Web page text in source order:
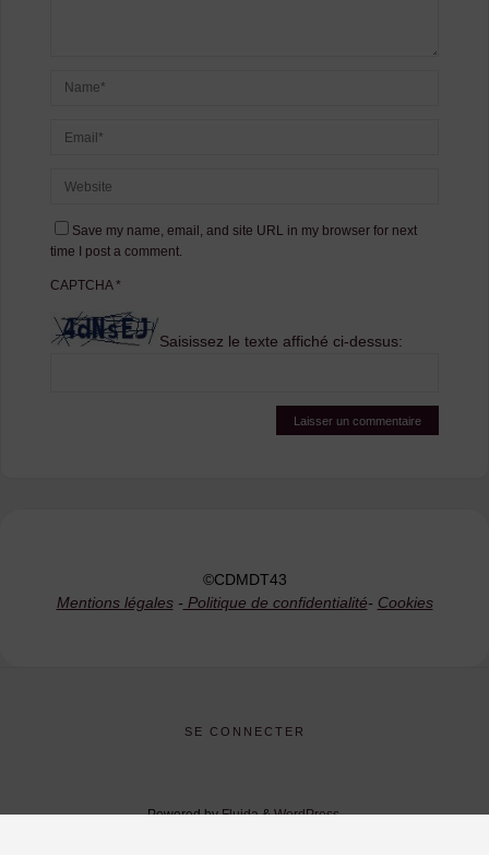
Save my name, email, and site URL in my browser for next
time I post a comment.
CAPTCHA*
Saisissez le texte affiché ci-dessus:
©CDMDT43
Mentions légales- Politique de confidentialité- Cookies
SE CONNECTER
Powered byFluida&WordPress.